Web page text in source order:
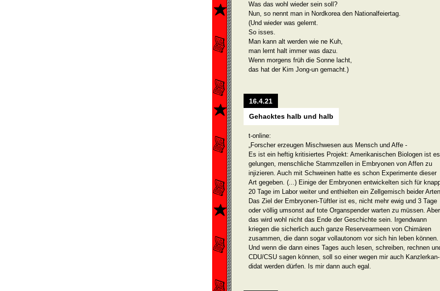
Was das wohl wieder sein soll?
Nun, so nennt man in Nordkorea den Nationalfeiertag.
(Und wieder was gelernt.
So isses.
Man kann alt werden wie ne Kuh,
man lernt halt immer was dazu.
Wenn morgens früh die Sonne lacht,
das hat der Kim Jong-un gemacht.)
16.4.21
Gehacktes halb und halb
t-online:
„Forscher erzeugen Mischwesen aus Mensch und Affe -
Es ist ein heftig kritisiertes Projekt: Amerikanischen Biologen ist es
gelungen, menschliche Stammzellen in Embryonen von Affen zu
injizieren. Auch mit Schweinen hatte es schon Experimente dieser
Art gegeben. (...) Einige der Embryonen entwickelten sich für
20 Tage im Labor weiter und enthielten ein Zellgemisch beider
Das Ziel der Embryonen-Tüftler ist es, nicht mehr ewig und 3 Tage
oder völlig um­sonst auf tote Organspender warten zu müssen. Aber
das wird wohl nicht das Ende der Geschichte sein. Irgendwann
kriegen die sicherlich auch ganze Reservearmeen von Chimären
zusammen, die dann sogar vollautonom vor sich hin leben können.
Und wenn die dann eines Tages auch lesen, schreiben, rechnen
CDU/CSU sagen können, soll so einer wegen mir auch Kanzlerkan­
didat werden dürfen. Is mir dann auch egal.